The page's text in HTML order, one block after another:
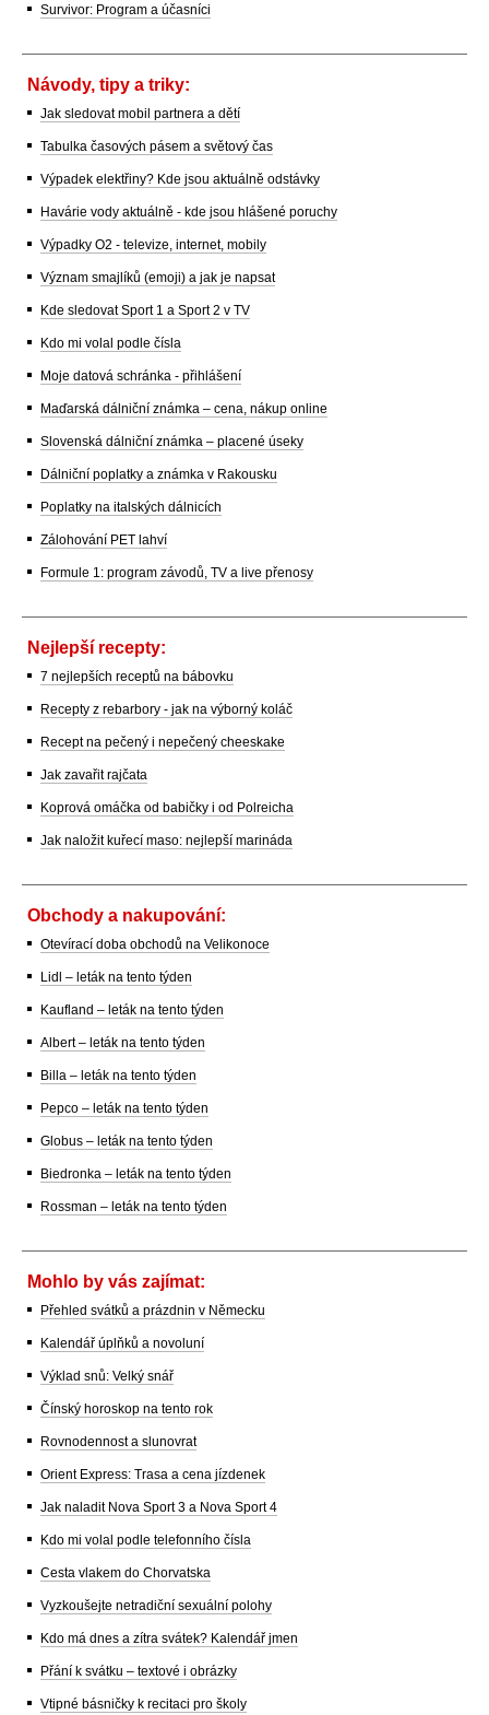
Survivor: Program a účasníci
Návody, tipy a triky:
Jak sledovat mobil partnera a dětí
Tabulka časových pásem a světový čas
Výpadek elektřiny? Kde jsou aktuálně odstávky
Havárie vody aktuálně - kde jsou hlášené poruchy
Výpadky O2 - televize, internet, mobily
Význam smajlíků (emoji) a jak je napsat
Kde sledovat Sport 1 a Sport 2 v TV
Kdo mi volal podle čísla
Moje datová schránka - přihlášení
Maďarská dálniční známka – cena, nákup online
Slovenská dálniční známka – placené úseky
Dálniční poplatky a známka v Rakousku
Poplatky na italských dálnicích
Zálohování PET lahví
Formule 1: program závodů, TV a live přenosy
Nejlepší recepty:
7 nejlepších receptů na bábovku
Recepty z rebarbory - jak na výborný koláč
Recept na pečený i nepečený cheeskake
Jak zavařit rajčata
Koprová omáčka od babičky i od Polreicha
Jak naložit kuřecí maso: nejlepší marináda
Obchody a nakupování:
Otevírací doba obchodů na Velikonoce
Lidl – leták na tento týden
Kaufland – leták na tento týden
Albert – leták na tento týden
Billa – leták na tento týden
Pepco – leták na tento týden
Globus – leták na tento týden
Biedronka – leták na tento týden
Rossman – leták na tento týden
Mohlo by vás zajímat:
Přehled svátků a prázdnin v Německu
Kalendář úplňků a novoluní
Výklad snů: Velký snář
Čínský horoskop na tento rok
Rovnodennost a slunovrat
Orient Express: Trasa a cena jízdenek
Jak naladit Nova Sport 3 a Nova Sport 4
Kdo mi volal podle telefonního čísla
Cesta vlakem do Chorvatska
Vyzkoušejte netradiční sexuální polohy
Kdo má dnes a zítra svátek? Kalendář jmen
Přání k svátku – textové i obrázky
Vtipné básničky k recitaci pro školy